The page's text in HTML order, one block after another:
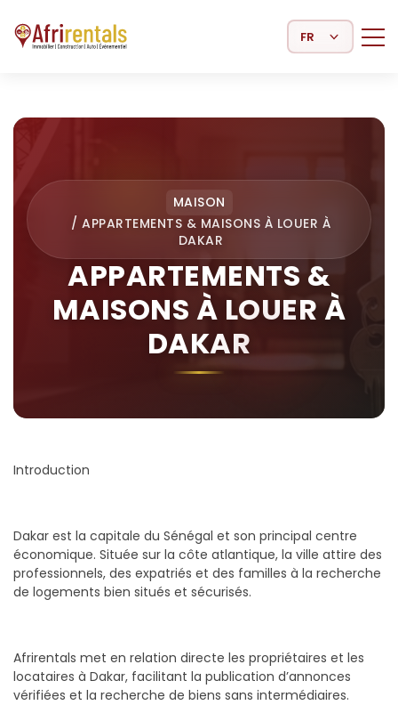
Select Language
MAISON
/ APPARTEMENTS & MAISONS À LOUER À
DAKAR
APPARTEMENTS &
MAISONS À LOUER À
DAKAR
Introduction
Dakar est la capitale du Sénégal et son principal centre
économique. Située sur la côte atlantique, la ville attire des
professionnels, des expatriés et des familles à la recherche
de logements bien situés et sécurisés.
Afrirentals met en relation directe les propriétaires et les
locataires à Dakar, facilitant la publication d’annonces
vérifiées et la recherche de biens sans intermédiaires.